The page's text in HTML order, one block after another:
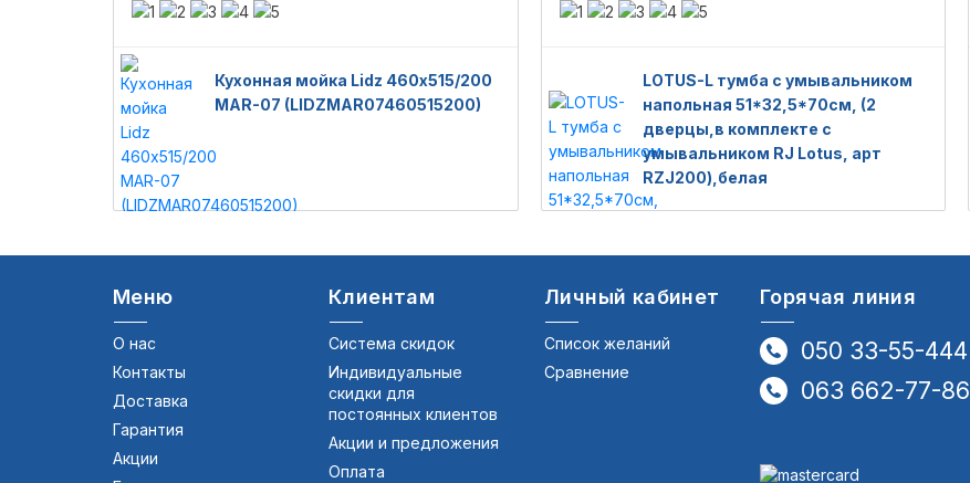
Кухонная мойка Lidz 460х515/200
MAR-07 (LIDZMAR07460515200)
LOTUS-L тумба с умывальником
напольная 51*32,5*70см, (2
дверцы,в комплекте с
умывальником RJ Lotus, арт
RZJ200),белая
Меню
О нас
Контакты
Доставка
Гарантия
Акции
Клиентам
Система скидок
Индивидуальные
скидки для
постоянных клиентов
Акции и предложения
Оплата
Личный кабинет
Список желаний
Сравнение
Горячая линия
050 33-55-444
063 662-77-86